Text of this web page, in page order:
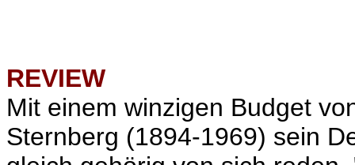
REVIEW
Mit einem winzigen Budget
Sternberg (1894-1969) sein